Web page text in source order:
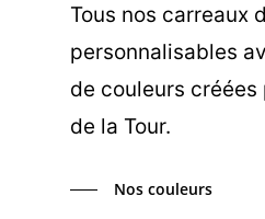
Tous nos carreaux
personnalisables
de couleurs
de la Tour.
Nos couleurs